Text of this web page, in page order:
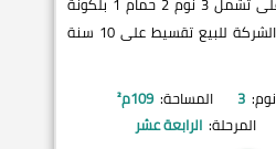
بالطابق الخامس تشطيب الشركة للبيع تقسيط على 10 سنة
نوم: 3 المساحة: 109م²
المرحلة: الرابعة عشر